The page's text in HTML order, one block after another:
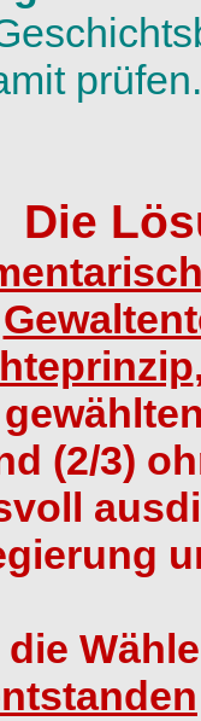
prüfen.
Die
(2/3)
die